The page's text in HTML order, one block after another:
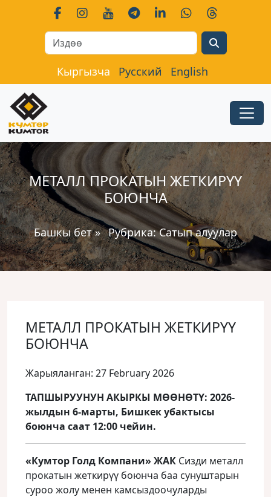
Кыргызча Русский English
МЕТАЛЛ ПРОКАТЫН ЖЕТКИРҮҮ
БОЮНЧА
Башкы бет» Рубрика:Сатып алуулар
МЕТАЛЛ ПРОКАТЫН ЖЕТКИРҮҮ
БОЮНЧА
Жарыяланган: 27 February 2026
ТАПШЫРУУНУН АКЫРКЫ МӨӨНӨТҮ: 2026-
жылдын 6-марты, Бишкек убактысы
боюнча саат 12:00 чейин.
«Кумтор Голд Компани» ЖАК Сизди металл
прокатын жеткирүү боюнча баа сунуштарын
суроо жолу менен камсыздоочуларды